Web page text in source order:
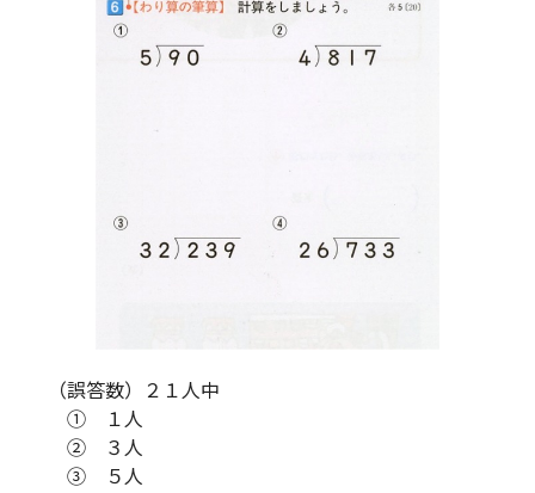
（誤答数）２１人中
① １人
② ３人
③ ５人